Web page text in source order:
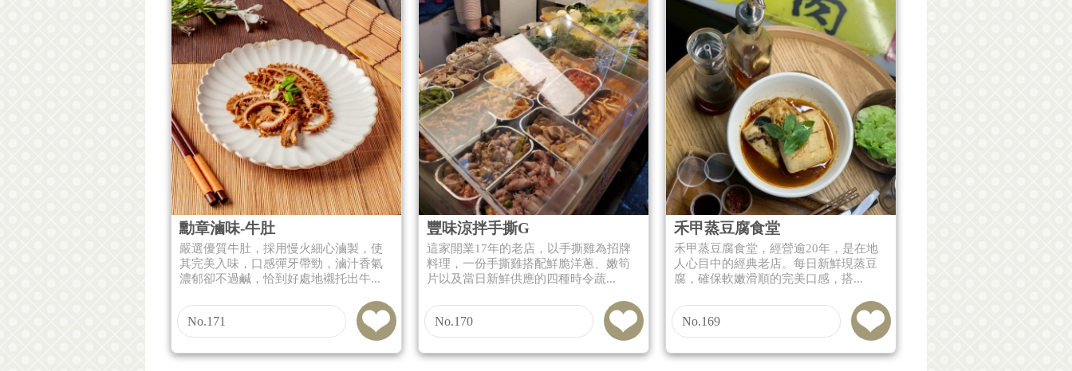
勳章滷味-牛肚
嚴選優質牛肚，採用慢火細心滷製，使
其完美入味，口感彈牙帶勁，滷汁香氣
濃郁卻不過鹹，恰到好處地襯托出牛...
No.171
豐味涼拌手撕G
這家開業17年的老店，以手撕雞為招牌
料理，一份手撕雞搭配鮮脆洋蔥、嫩筍
片以及當日新鮮供應的四種時令蔬...
No.170
禾甲蒸豆腐食堂
禾甲蒸豆腐食堂，經營逾20年，是在地
人心目中的經典老店。每日新鮮現蒸豆
腐，確保軟嫩滑順的完美口感，搭...
No.169